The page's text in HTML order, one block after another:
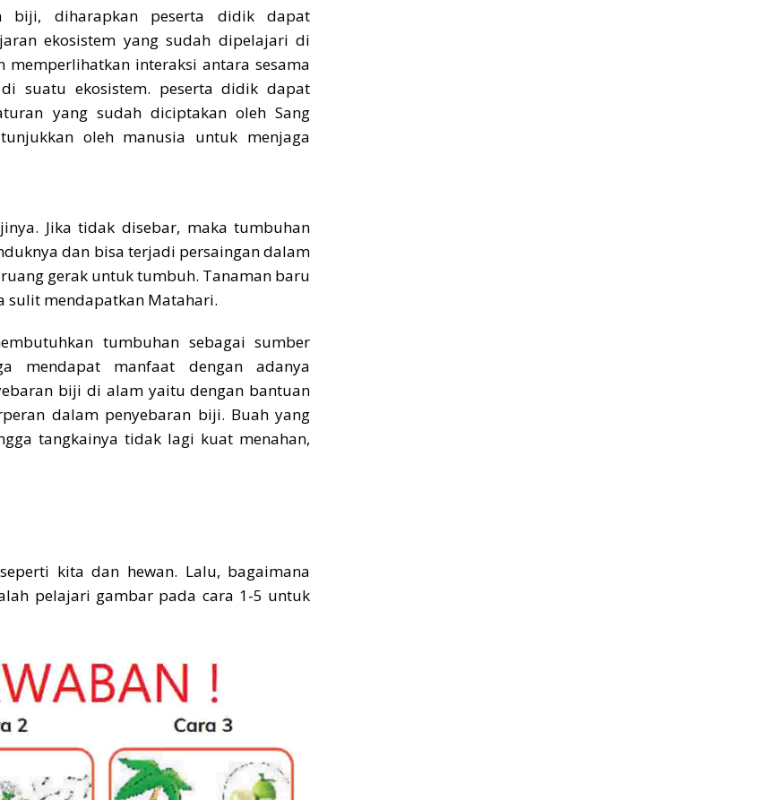
biji, diharapkan peserta didik dapat
ekosistem yang sudah dipelajari di
memperlihatkan interaksi antara sesama
suatu ekosistem. peserta didik dapat
yang sudah diciptakan oleh Sang
oleh manusia untuk menjaga
Jika tidak disebar, maka tumbuhan
dan bisa terjadi persaingan dalam
gerak untuk tumbuh. Tanaman baru
sulit mendapatkan Matahari.
tumbuhan sebagai sumber
mendapat manfaat dengan adanya
biji di alam yaitu dengan bantuan
dalam penyebaran biji. Buah yang
tangkainya tidak lagi kuat menahan,
kita dan hewan. Lalu, bagaimana
pelajari gambar pada cara 1-5 untuk